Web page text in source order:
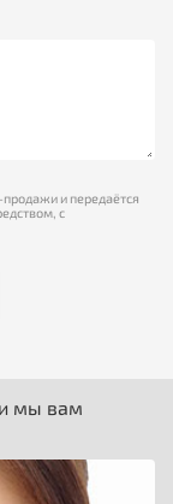
и передаётся
с
мы вам